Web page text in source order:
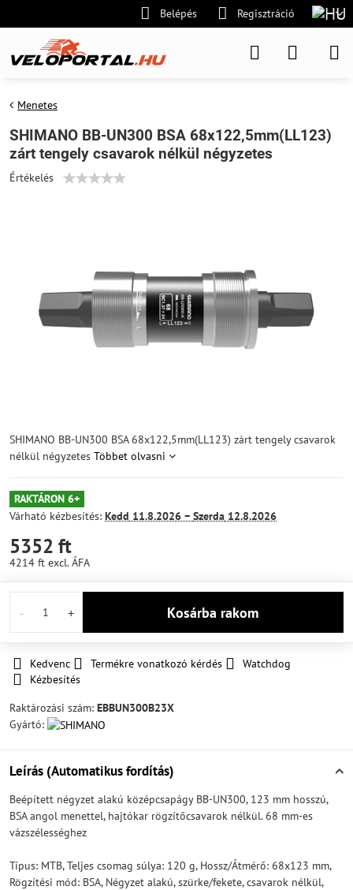
Belépés Regisztráció
Menetes
SHIMANO BB-UN300 BSA 68x122,5mm(LL123)
zárt tengely csavarok nélkül négyzetes
Értékelés
SHIMANO BB-UN300 BSA 68x122,5mm(LL123) zárt tengely csavarok
nélkül négyzetes Többet olvasni
RAKTÁRON 6+
Várható kézbesítés: Kedd 11.8.2026 − Szerda 12.8.2026
5352 ft
4214 ft excl. ÁFA
Kosárba rakom
Kedvenc Termékre vonatkozó kérdés
Watchdog
Kézbesítés
Raktározási szám: EBBUN300B23X
Gyártó:
Leírás (Automatikus fordítás)
Beépített négyzet alakú középcsapágy BB-UN300, 123 mm hosszú,
BSA angol menettel, hajtókar rögzítőcsavarok nélkül. 68 mm-es
vázszélességhez
Típus: MTB, Teljes csomag súlya: 120 g, Hossz/Átmérő: 68x123 mm,
Rögzítési mód: BSA, Négyzet alakú, szürke/fekete, csavarok nélkül,